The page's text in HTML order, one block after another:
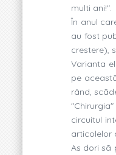
multi ani!".
În anul
au fost
crestere),
Varianta
pe
rând,
circuitul
articolelor
As dori sã